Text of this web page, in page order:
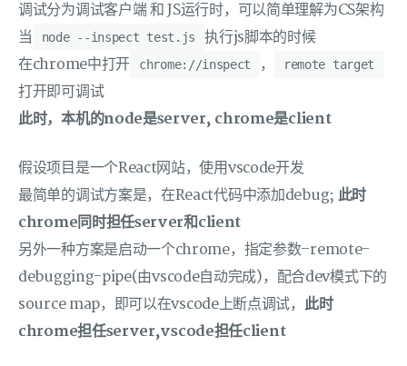
调试分为调试客户端 和 JS运行时，可以简单理解为CS架构
当
node --inspect test.js
执行js脚本的时候
在chrome中打开
chrome://inspect ， remote target
打开即可调试
此时，本机的node是server, chrome是client
假设项目是一个React网站，使用vscode开发
最简单的调试方案是，在React代码中添加debug; 此时
chrome同时担任server和client
另外一种方案是启动一个chrome，指定参数–remote-
debugging-pipe(由vscode自动完成)，配合dev模式下的
source map，即可以在vscode上断点调试， 此时
chrome担任server,vscode担任client